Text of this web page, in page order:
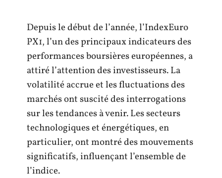
Depuis le début de l’année, l’IndexEuro
PX1, l’un des principaux indicateurs des
performances boursières européennes, a
attiré l’attention des investisseurs. La
volatilité accrue et les fluctuations des
marchés ont suscité des interrogations
sur les tendances à venir. Les secteurs
technologiques et énergétiques, en
particulier, ont montré des mouvements
significatifs, influençant l’ensemble de
l’indice.